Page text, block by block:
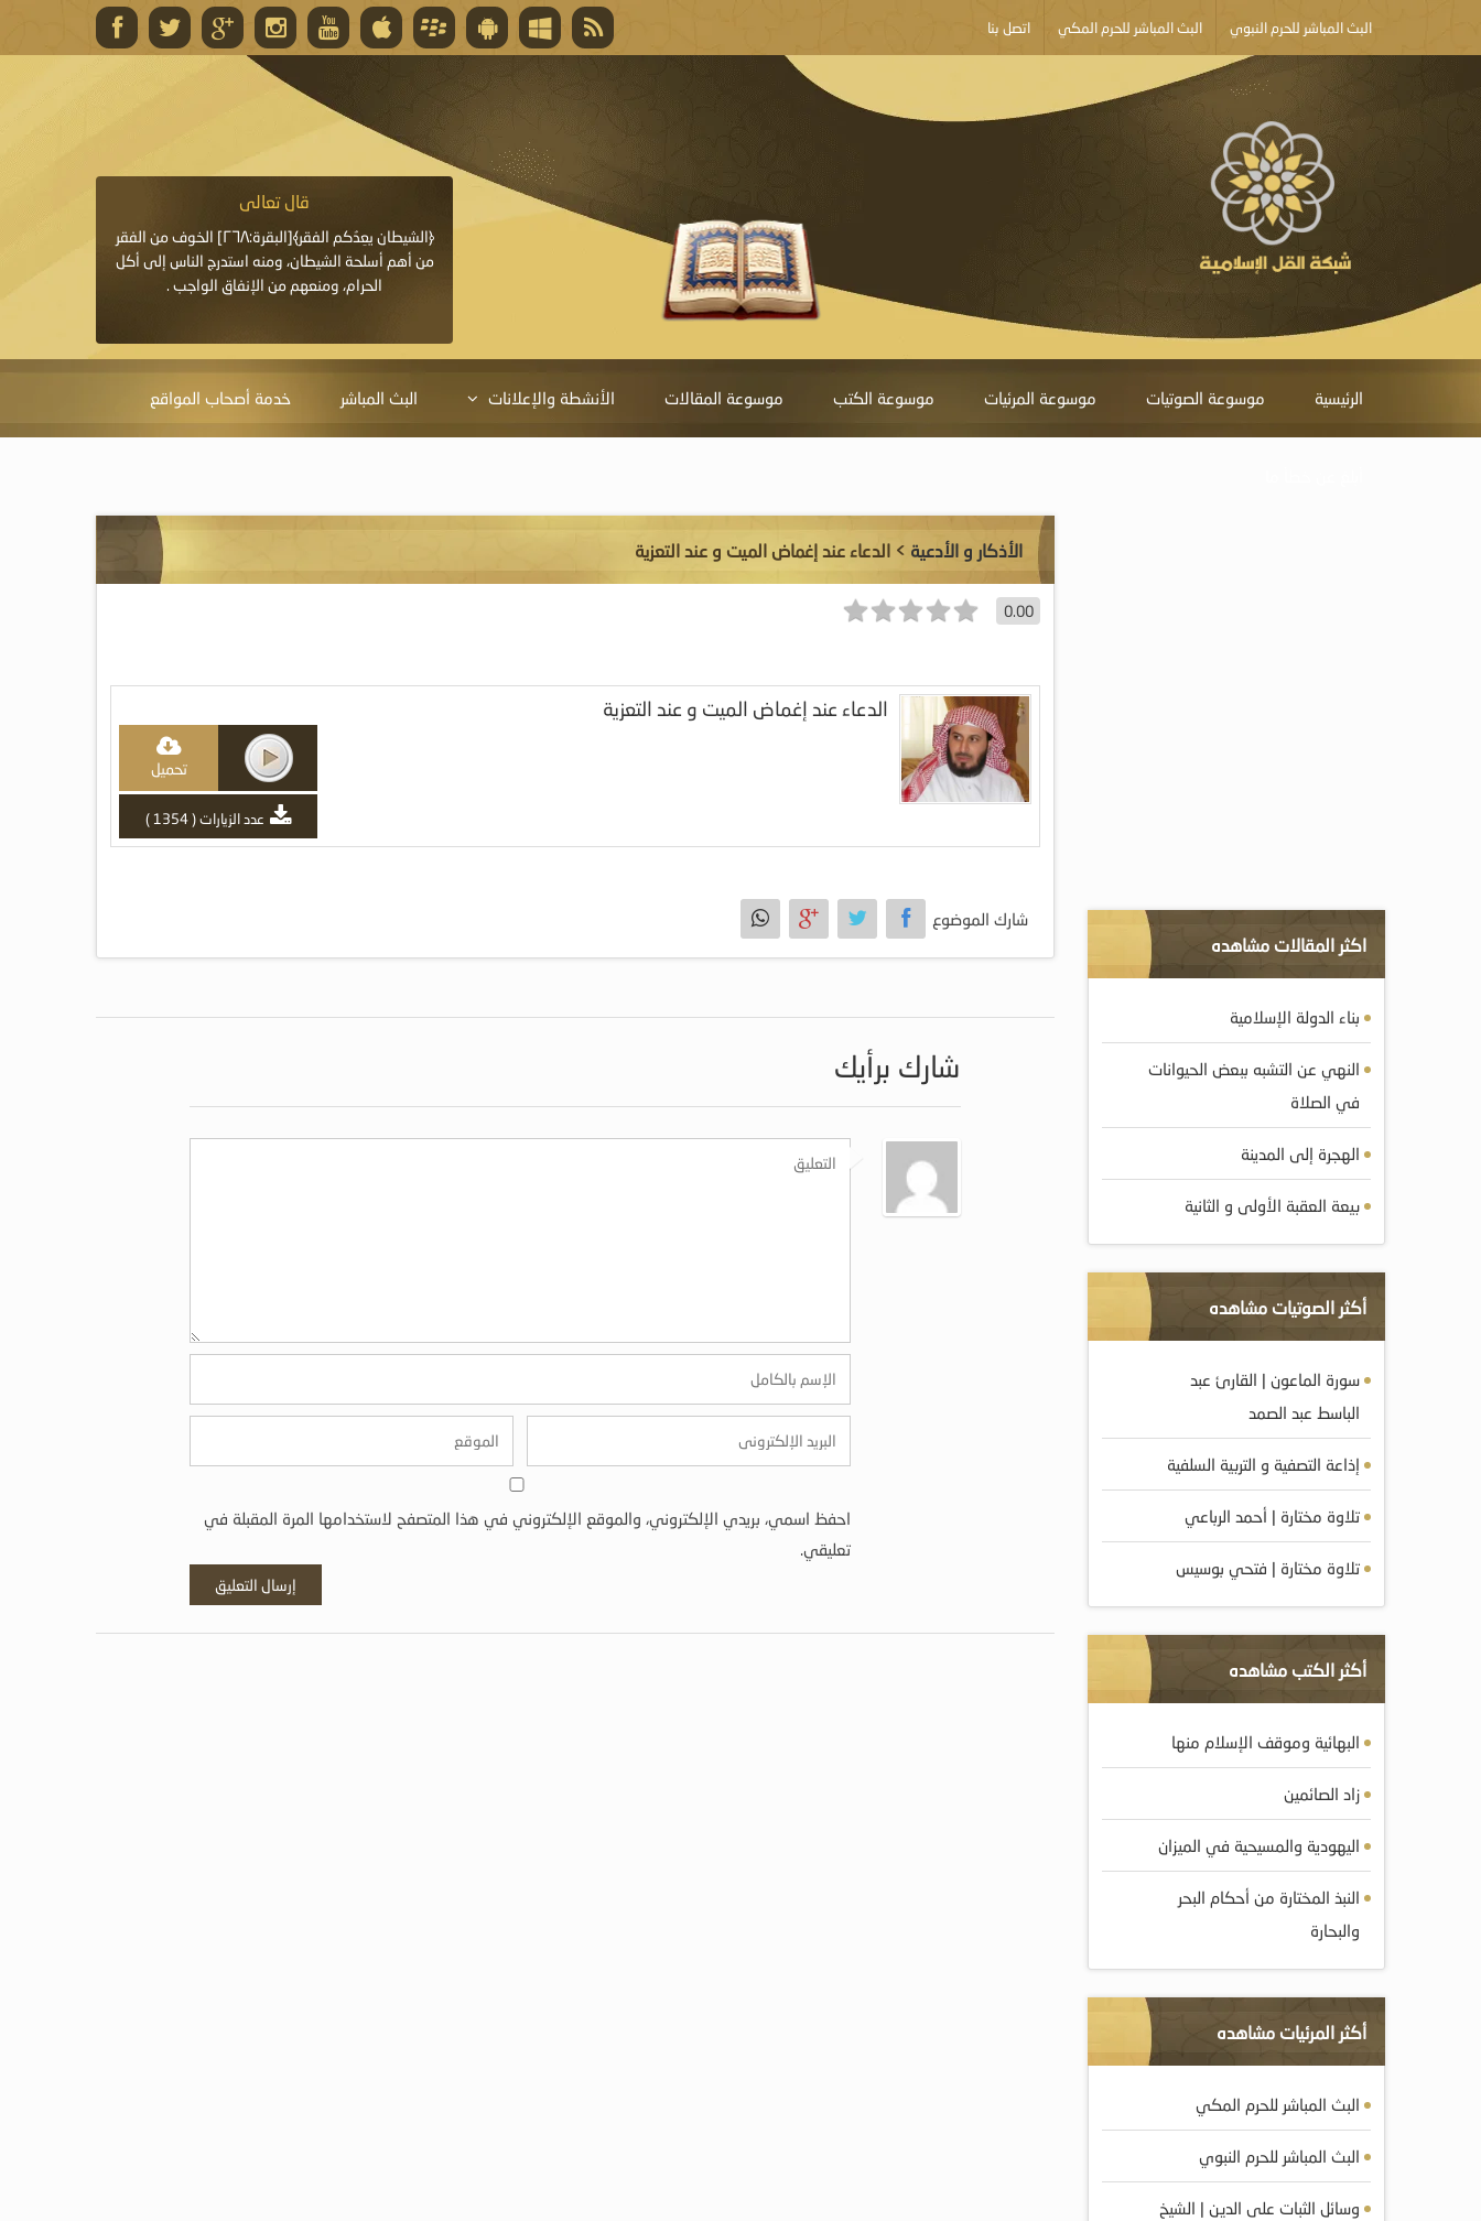
البث المباشر للحرم النبوي البث المباشر للحرم المكي اتصل بنا
قال تعالى
المغفرة لأنها أغلى جائزة، وهي مفتاح باب العطايا التي
قال تعالى
﴿الشيطان يعِدُكم الفقر﴾[البقرة:٢٦٨] الخوف من الفقر
من أهم أسلحة الشيطان، ومنه استدرج الناس إلى أكل
الحرام، ومنعهم من الإنفاق الواجب .
الرئيسية موسوعة الصوتيات موسوعة المرئيات موسوعة الكتب موسوعة المقالات الأنشطة والإعلانات البث المباشر خدمة أصحاب المواقع
الأذكار و الأدعية > الدعاء عند إغماض الميت و عند التعزية
0.00
الدعاء عند إغماض الميت و عند التعزية
تحميل
عدد الزيارات ( 1354 )
شارك الموضوع
شارك برأيك
احفظ اسمي، بريدي الإلكتروني، والموقع الإلكتروني في هذا المتصفح لاستخدامها المرة المقبلة في
تعليقي.
اكثر المقالات مشاهده
بناء الدولة الإسلامية
النهي عن التشبه ببعض الحيوانات
في الصلاة
الهجرة إلى المدينة
بيعة العقبة الأولى و الثانية
أكثر الصوتيات مشاهده
سورة الماعون | القارئ عبد
الباسط عبد الصمد
إذاعة التصفية و التربية السلفية
تلاوة مختارة | أحمد الرباعي
تلاوة مختارة | فتحي بوسيس
أكثر الكتب مشاهده
البهائية وموقف الإسلام منها
زاد الصائمين
اليهودية والمسيحية في الميزان
النبذ المختارة من أحكام البحر
والبحارة
أكثر المرئيات مشاهده
البث المباشر للحرم المكي
البث المباشر للحرم النبوي
وسائل الثبات على الدين | الشيخ